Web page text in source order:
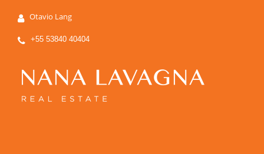
Otavio Lang
+55 53840 40404